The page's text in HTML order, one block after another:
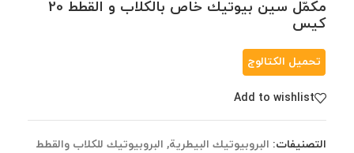
مكمّل سين بيوتيك خاص بالكلاب و القطط 20
کیس
تحميل الكتالوج
Add to wishlist
التصنيفات: البروبيوتيك البيطرية, البروبيوتيك للكلاب والقطط